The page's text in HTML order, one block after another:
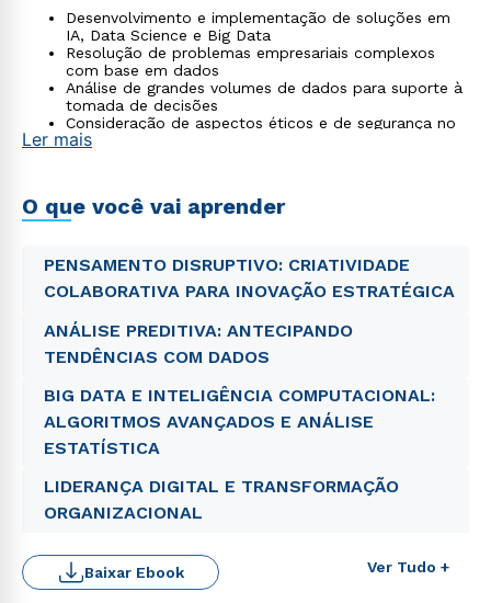
Desenvolvimento e implementação de soluções em
IA, Data Science e Big Data
Resolução de problemas empresariais complexos
com base em dados
Análise de grandes volumes de dados para suporte à
tomada de decisões
Consideração de aspectos éticos e de segurança no
uso da tecnologia
Ler mais
O que você vai aprender
PENSAMENTO DISRUPTIVO: CRIATIVIDADE
COLABORATIVA PARA INOVAÇÃO ESTRATÉGICA
ANÁLISE PREDITIVA: ANTECIPANDO
TENDÊNCIAS COM DADOS
BIG DATA E INTELIGÊNCIA COMPUTACIONAL:
ALGORITMOS AVANÇADOS E ANÁLISE
ESTATÍSTICA
LIDERANÇA DIGITAL E TRANSFORMAÇÃO
ORGANIZACIONAL
Ver Tudo +
Baixar Ebook
WhatsApp